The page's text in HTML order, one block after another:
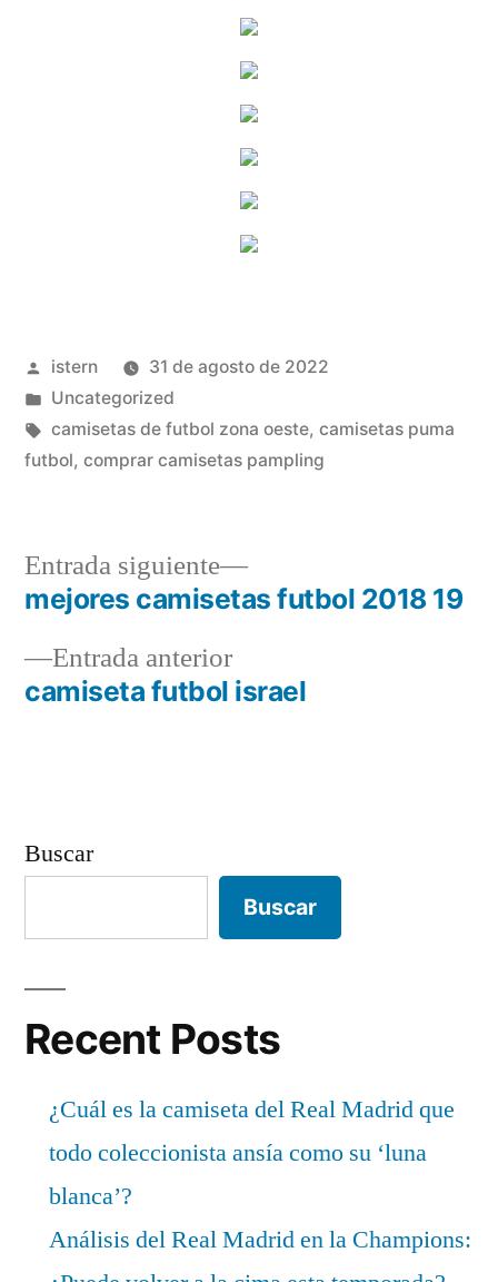
Publicado
por
istern
31 de agosto de 2022
Publicado
en
Uncategorized
Etiquetas:
camisetas de futbol zona oeste, camisetas puma
futbol, comprar camisetas pampling
Navegación
deEntrada anteriorEntrada
anterior:
camiseta futbol israel
Entrada siguiente
Entrada
siguiente:
mejores camisetas futbol 2018 19
Buscar
Buscar
Recent Posts
¿Cuál es la camiseta del Real Madrid que
todo coleccionista ansía como su ‘luna
blanca’?
Análisis del Real Madrid en la Champions: